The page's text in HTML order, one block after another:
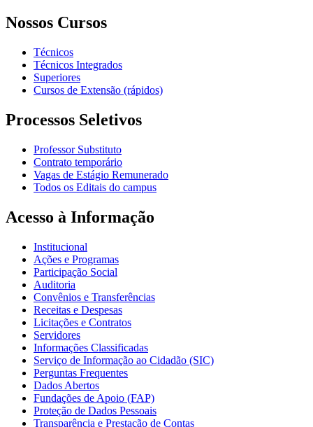
Nossos Cursos
Técnicos
Técnicos Integrados
Superiores
Cursos de Extensão (rápidos)
Processos Seletivos
Professor Substituto
Contrato temporário
Vagas de Estágio Remunerado
Todos os Editais do campus
Acesso à Informação
Institucional
Ações e Programas
Participação Social
Auditoria
Convênios e Transferências
Receitas e Despesas
Licitações e Contratos
Servidores
Informações Classificadas
Serviço de Informação ao Cidadão (SIC)
Perguntas Frequentes
Dados Abertos
Fundações de Apoio (FAP)
Proteção de Dados Pessoais
Transparência e Prestação de Contas